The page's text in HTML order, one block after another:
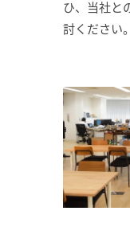
ひ、当社と
討ください。